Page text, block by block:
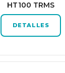
HT100 TRMS
DETALLES